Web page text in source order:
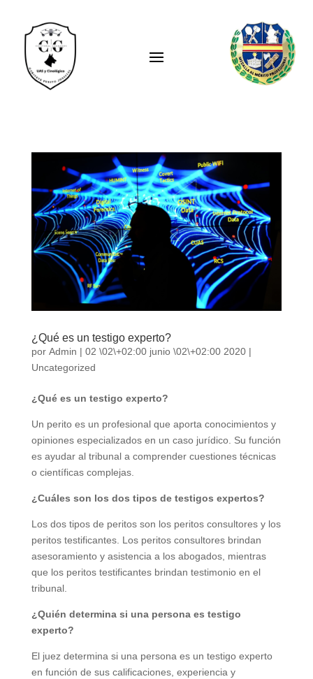
¿Qué es un testigo experto?
por Admin | 02 \02\+02:00 junio \02\+02:00 2020|
Uncategorized
¿Qué es un testigo experto?
Un perito es un profesional que aporta conocimientos y
opiniones especializados en un caso jurídico. Su función
es ayudar al tribunal a comprender cuestiones técnicas
o científicas complejas.
¿Cuáles son los dos tipos de testigos expertos?
Los dos tipos de peritos son los peritos consultores y los
peritos testificantes. Los peritos consultores brindan
asesoramiento y asistencia a los abogados, mientras
que los peritos testificantes brindan testimonio en el
tribunal.
¿Quién determina si una persona es testigo
experto?
El juez determina si una persona es un testigo experto
en función de sus calificaciones, experiencia y